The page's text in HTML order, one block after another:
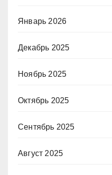
Январь 2026
Декабрь 2025
Ноябрь 2025
Октябрь 2025
Сентябрь 2025
Август 2025